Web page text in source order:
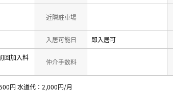
近隣駐車場
入居可能日 即入居可
回加入料
仲介手数料
円 水道代：2,000円/月